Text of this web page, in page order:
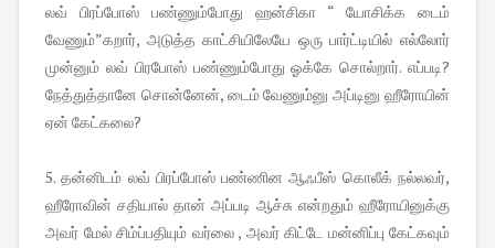
லவ் பிரப்போஸ் பண்ணும்போது ஹன்சிகா “ யோசிக்க டைம்
வேணும்”கறார், அடுத்த காட்சியிலேயே ஒரு பார்ட்டியில் எல்லோர்
முன்னும் லவ் பிரபோஸ் பண்ணும்போது ஓக்கே சொல்றார். எப்படி?
நேத்துத்தானே சொன்னேன், டைம் வேணும்னு அப்டினு ஹீரோயின்
ஏன் கேட்கலை?
5. தன்னிடம் லவ் பிரப்போஸ் பண்ணின ஆஃபீஸ் கொலீக் நல்லவர்,
ஹீரோவின் சதியால் தான் அப்படி ஆச்சு என்றதும் ஹீரோயினுக்கு
அவர் மேல் சிம்ப்பதியும் வர்லை , அவர் கிட்டே மன்னிப்பு கேட்கவும்